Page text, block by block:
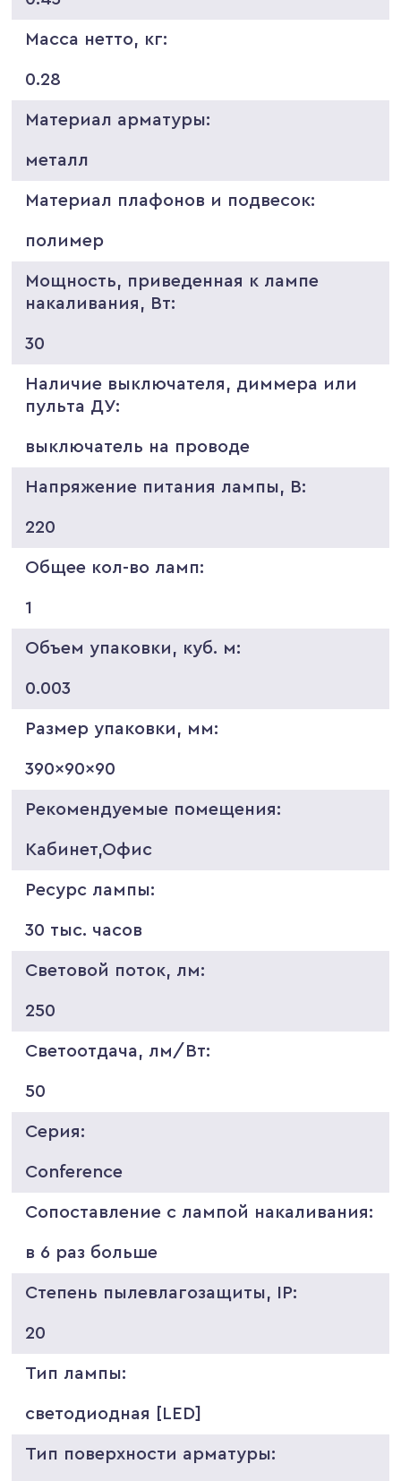
Масса нетто, кг:
0.28
Материал арматуры:
металл
Материал плафонов и подвесок:
полимер
Мощность, приведенная к лампе
накаливания, Вт:
30
Наличие выключателя, диммера или
пульта ДУ:
выключатель на проводе
Напряжение питания лампы, В:
220
Общее кол-во ламп:
1
Объем упаковки, куб. м:
0.003
Размер упаковки, мм:
390x90x90
Рекомендуемые помещения:
Кабинет,Офис
Ресурс лампы:
30 тыс. часов
Световой поток, лм:
250
Светоотдача, лм/Вт:
50
Серия:
Conference
Сопоставление с лампой накаливания:
в 6 раз больше
Степень пылевлагозащиты, IP:
20
Тип лампы:
светодиодная [LED]
Тип поверхности арматуры: